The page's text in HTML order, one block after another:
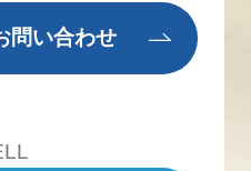
問い合わせ